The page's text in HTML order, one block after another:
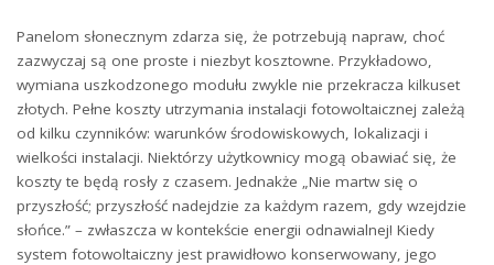
Panelom słonecznym ⁢zdarza się, że potrzebują napraw, choć
zazwyczaj​ są one ​proste i niezbyt kosztowne. ⁤Przykładowo,
wymiana uszkodzonego‍ modułu zwykle ‍nie przekracza kilkuset⁤
złotych. Pełne koszty utrzymania instalacji fotowoltaicznej zależą
od⁣ kilku czynników:‌ warunków środowiskowych, lokalizacji i
wielkości instalacji. Niektórzy użytkownicy mogą obawiać się, że
koszty​ te będą rosły z czasem. Jednakże „Nie martw się o
przyszłość; przyszłość nadejdzie za każdym razem, gdy wzejdzie
słońce.” ⁢– zwłaszcza w kontekście energii​ odnawialnej! ⁢Kiedy
system fotowoltaiczny jest prawidłowo konserwowany, jego